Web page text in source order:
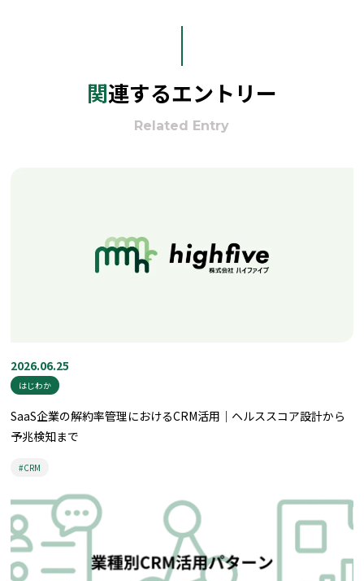
関連するエントリー
Related Entry
2026.06.25
はじわか
SaaS企業の解約率管理におけるCRM活用｜ヘルススコア設計から
予兆検知まで
#CRM